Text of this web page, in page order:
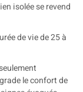
isolée se revend
de vie de 25 à
le confort de